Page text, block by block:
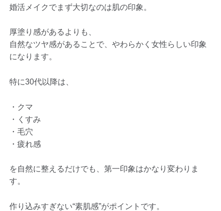
婚活メイクでまず大切なのは肌の印象。
厚塗り感があるよりも、
自然なツヤ感があることで、やわらかく女性らしい印象
になります。
特に30代以降は、
・クマ
・くすみ
・毛穴
・疲れ感
を自然に整えるだけでも、第一印象はかなり変わりま
す。
作り込みすぎない“素肌感”がポイントです。